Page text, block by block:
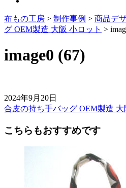
布もの工房 > 制作事例 > 商品デ
グ OEM製造 大阪 小ロット >
image0 (67)
2024年9月20日
前
後
合皮の持ち手バッグ OEM製造 大
こちらもおすすめです